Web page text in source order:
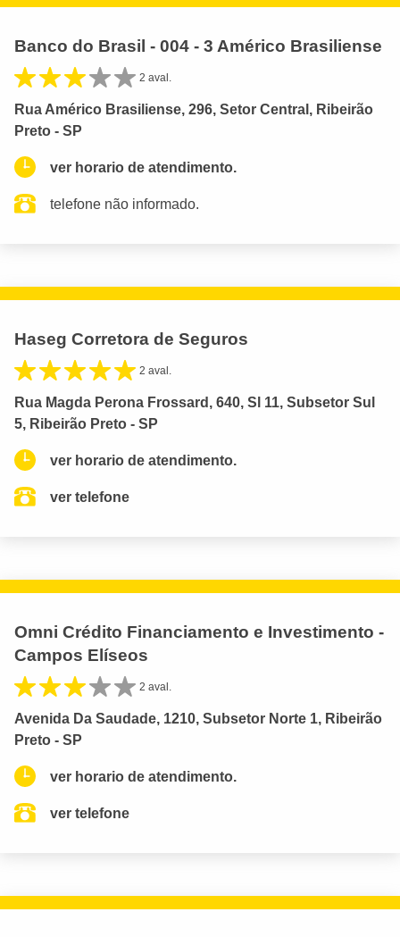
Banco do Brasil - 004 - 3 Américo Brasiliense
2 aval.
Rua Américo Brasiliense, 296, Setor Central, Ribeirão
Preto - SP
ver horario de atendimento.
telefone não informado.
Haseg Corretora de Seguros
2 aval.
Rua Magda Perona Frossard, 640, Sl 11, Subsetor Sul
5, Ribeirão Preto - SP
ver horario de atendimento.
ver telefone
Omni Crédito Financiamento e Investimento -
Campos Elíseos
2 aval.
Avenida Da Saudade, 1210, Subsetor Norte 1, Ribeirão
Preto - SP
ver horario de atendimento.
ver telefone